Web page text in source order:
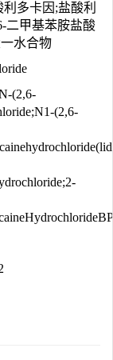
多卡因;盐酸利
二甲基苯胺盐酸
水合物
(2,6-
(2,6-